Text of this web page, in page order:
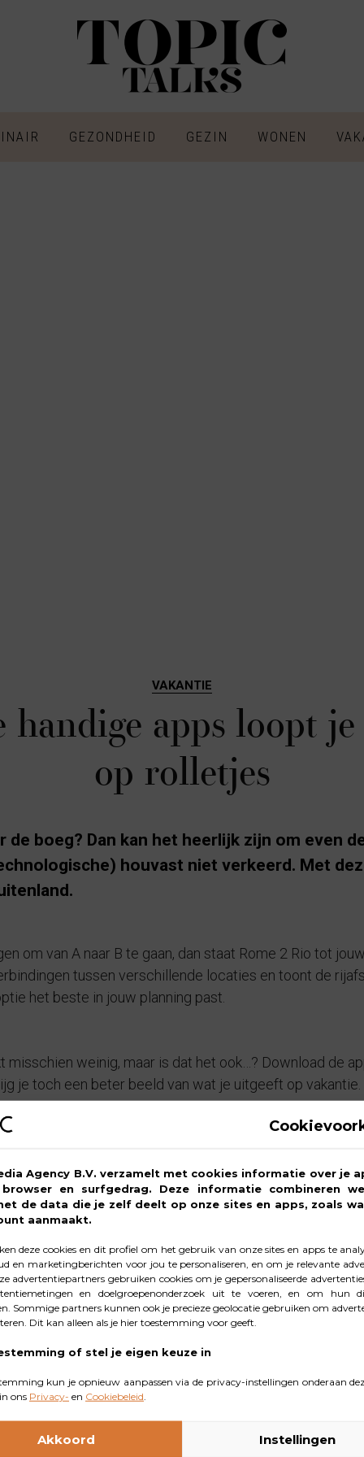
Agency B.V. verzamelt met cookies informatie over je
en surfgedrag. Deze informatie combineren
de data die je zelf deelt op onze sites en apps, zoals
aanmaakt.
deze cookies en dit profiel om het gebruik van onze sites en apps te
en marketingberichten voor jou te personaliseren, en om je relevante
advertentiepartners gebruiken cookies om je gepersonaliseerde
en doelgroepenonderzoek uit te voeren, en om hun
Sommige partners kunnen ook je precieze geolocatie gebruiken om
Dit kan alleen als je hier toestemming voor geeft.
of stel je eigen keuze in
kun je opnieuw aanpassen via de privacy-instellingen onderaan
ons Privacy- en Cookiebeleid
Akkoord Instellingen
GEZONDHEID GEZIN WONEN
VAKANTIE
handige apps loopt
op rolletjes
de boeg? Dan kan het heerlijk zijn om even
houvast niet verkeerd. Met
om van A naar B te gaan, dan staat Rome 2 Rio tot
tussen verschillende locaties en toont de
het beste in jouw planning past.
misschien weinig, maar is dat het ook…? Download de
je toch een beter beeld van wat je uitgeeft op vakantie.
maken is best veel werk. Deel daarom tijdens je
je tenminste ook alle ‘hoe is het daar?’-appjes niet
een mooi album van al je avonturen.
weet je zeker dat je je gaat
bereikbaar zijn via WhatsApp en Google Maps kunnen
zijn via verschillende apps
plannen? Of te bedenken wat je op een bepaalde plek